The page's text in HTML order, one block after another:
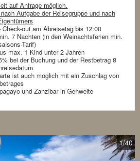
auf Anfrage möglich.
Aufgabe der Reisegruppe und nach
out am Abreisetag bis 12:00
7 Nachten (in den Weinachtsferien min.
Tarif)
max. 1 Kind unter 2 Jahren
bei der Buchung und der Restbetrag 8
ist auch möglich mit ein Zuschlag von
und Zanzibar in Gehweite
1/40